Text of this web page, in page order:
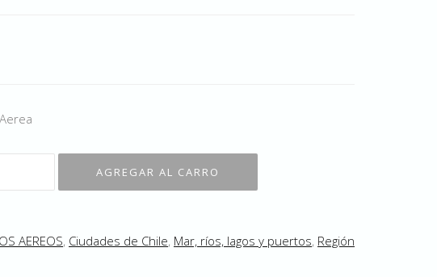
AEREOS, Ciudades de Chile, Mar, ríos, lagos y puertos, Región